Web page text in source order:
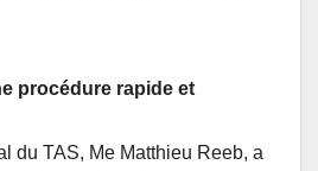
procédure rapide et
du TAS, Me Matthieu Reeb, a